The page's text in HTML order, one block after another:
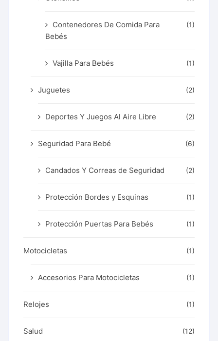
Contenedores De Comida Para
Bebés
(1)
Vajilla Para Bebés (1)
Juguetes (2)
Deportes Y Juegos Al Aire Libre (2)
Seguridad Para Bebé (6)
Candados Y Correas de Seguridad (2)
Protección Bordes y Esquinas (1)
Protección Puertas Para Bebés (1)
Motocicletas (1)
Accesorios Para Motocicletas (1)
Relojes (1)
Salud (12)